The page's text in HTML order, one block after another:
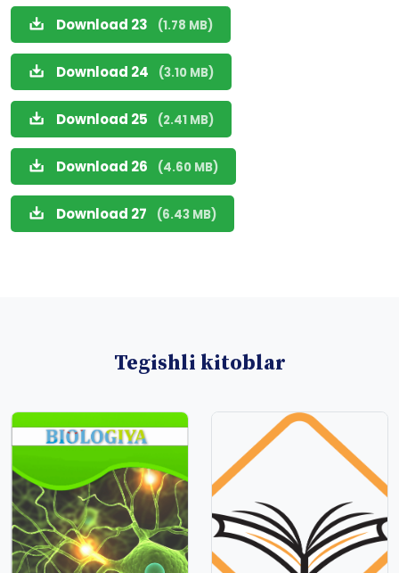
Download 23 (1.78 MB)
Download 24 (3.10 MB)
Download 25 (2.41 MB)
Download 26 (4.60 MB)
Download 27 (6.43 MB)
Tegishli kitoblar